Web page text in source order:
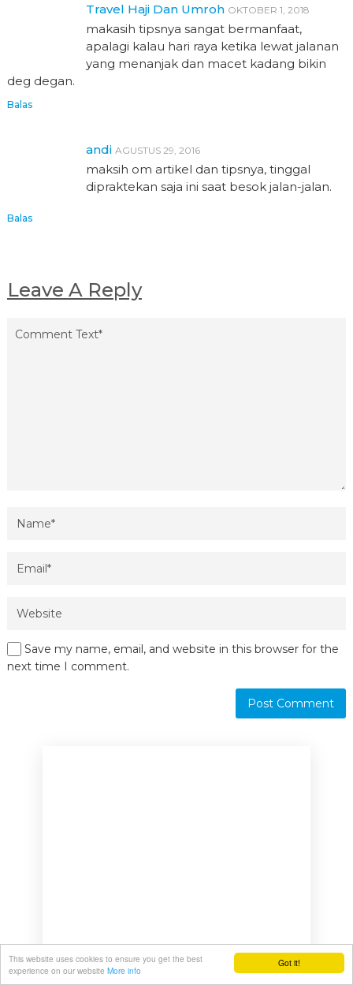
Got it!
This website uses cookies to ensure you get the best
experience on our website More info
Travel Haji Dan Umroh OKTOBER 1, 2018
makasih tipsnya sangat bermanfaat,
apalagi kalau hari raya ketika lewat jalanan
yang menanjak dan macet kadang bikin
deg degan.
Balas
andi AGUSTUS 29, 2016
maksih om artikel dan tipsnya, tinggal
dipraktekan saja ini saat besok jalan-jalan.
Balas
Leave A Reply
Save my name, email, and website in this browser for the
next time I comment.